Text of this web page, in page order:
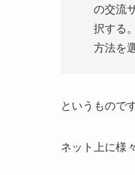
の交流
択する
方法を
というものです
ネット上に様